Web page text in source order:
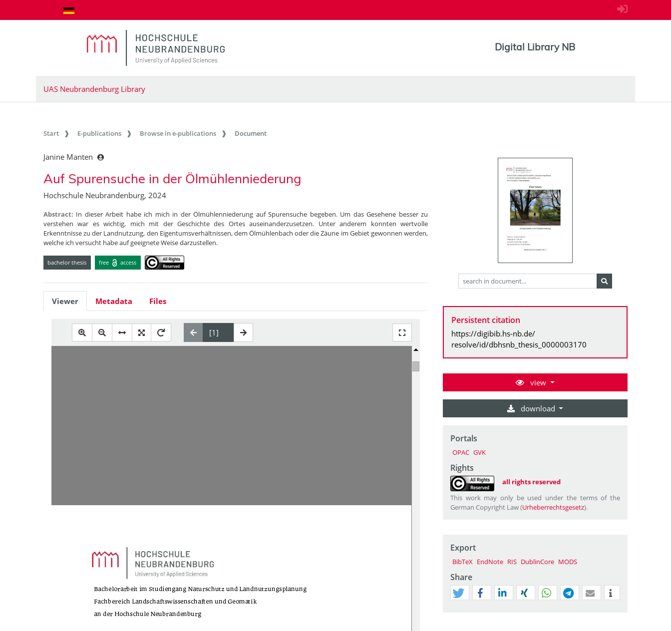
Digital Library NB
UAS Neubrandenburg Library
Start E-publications Browse in e-publications Document
Janine Manten
Auf Spurensuche in der Ölmühlenniederung
Hochschule Neubrandenburg, 2024
Abstract: In dieser Arbeit habe ich mich in der Ölmühlenniederung auf Spurensuche begeben. Um das Gesehene besser zu
verstehen war es wichtig, mich mit der Geschichte des Ortes auseinanderzusetzen. Unter anderem konnten wertvolle
Erkenntnisse zu der Landnutzung, den Eigentumsverhältnissen, dem Ölmühlenbach oder die Zäune im Gebiet gewonnen werden,
welche ich versucht habe auf geeignete Weise darzustellen.
bachelor thesis free access
Viewer Metadata Files
Bachelorarbeit im Studiengang Naturschutz und Landnutzungsplanung
Fachbereich Landschaftswissenschaften und Geomatik
an der Hochschule Neubrandenburg
Persistent citation
https://digibib.hs-nb.de/
resolve/id/dbhsnb_thesis_0000003170
view
download
Portals
OPAC GVK
Rights
all rights reserved
This work may only be used under the terms of the
German Copyright Law (Urheberrechtsgesetz).
Export
BibTeX EndNote RIS DublinCore MODS
Share